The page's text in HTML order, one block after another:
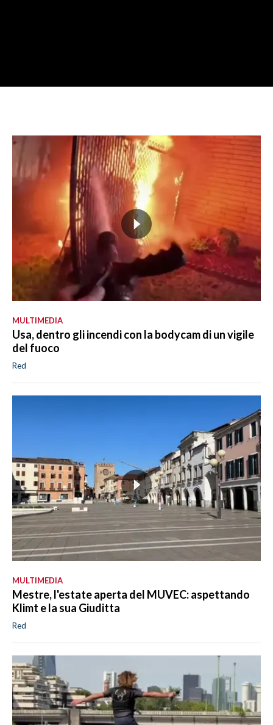
MULTIMEDIA
Usa, dentro gli incendi con la bodycam di un vigile
del fuoco
Red
MULTIMEDIA
Mestre, l'estate aperta del MUVEC: aspettando
Klimt e la sua Giuditta
Red